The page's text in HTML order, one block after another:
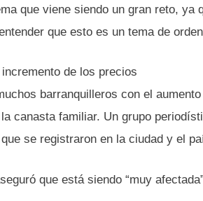
que viene siendo un gran reto,
que esto es un tema de
de los precios
barranquilleros con el
canasta familiar. Un grupo
se registraron en la ciudad y el
que está siendo “muy